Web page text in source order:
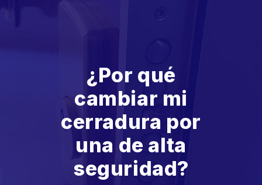
¿Por qué
cambiar mi
cerradura por
una de alta
seguridad?